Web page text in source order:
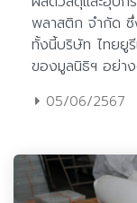
05/06/2567